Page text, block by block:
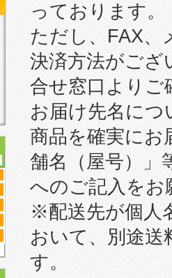
っております。
ただし、FAX、
決済方法がござ
合せ窓口よりご
お届け先名につ
商品を確実にお
舗名（屋号）」
へのご記入をお
※配送先が個人
おいて、別途送
す。